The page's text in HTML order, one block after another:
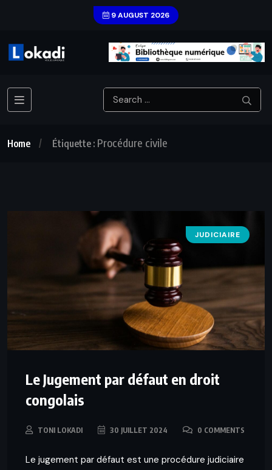
9 AUGUST 2026
Home Étiquette : Procédure civile
JUDICIAIRE
Le Jugement par défaut en droit
congolais
TONI LOKADI 30 JUILLET 2024 0 COMMENTS
Le jugement par défaut est une procédure judiciaire